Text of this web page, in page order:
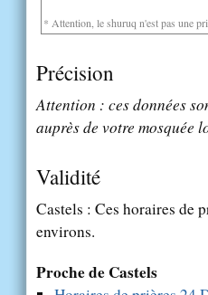
* Attention, le shuruq n'est pas une
Précision
Attention : ces données
auprès de votre mosquée
Validité
Castels : Ces horaires de
environs.
Proche de Castels